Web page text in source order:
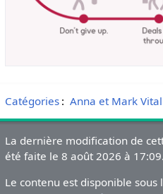
Catégories: Anna et Mark Vital
La dernière modification de
été faite le 8 août 2026 à 17:09.
Le contenu est disponible sous